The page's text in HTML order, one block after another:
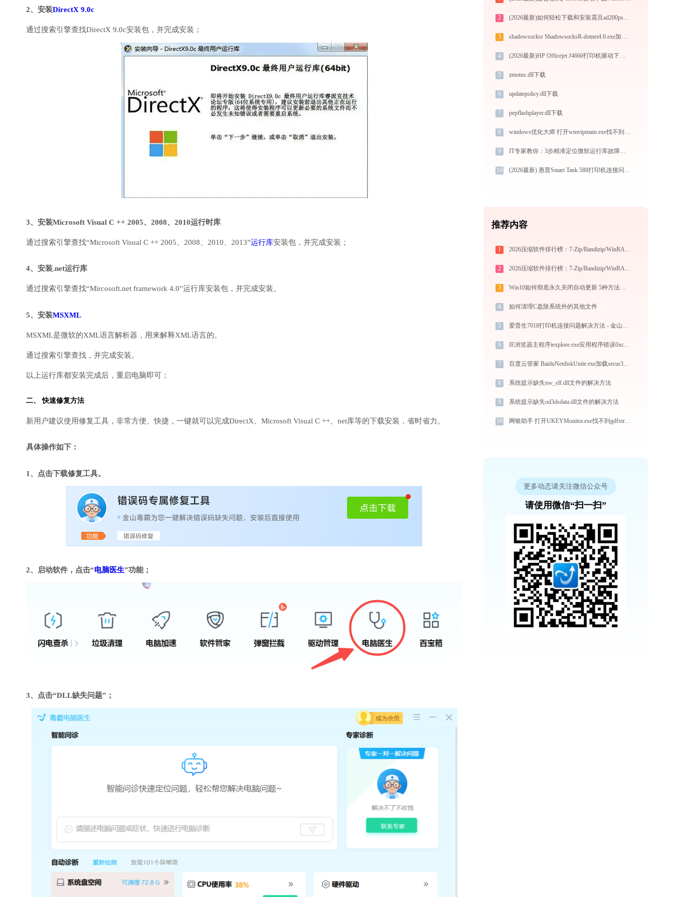
2、安装DirectX 9.0c
通过搜索引擎查找DirectX 9.0c安装包，并完成安装；
3、安装Microsoft Visual C ++ 2005、2008、2010运行时库
通过搜索引擎查找“Microsoft Visual C ++ 2005、2008、2010、2013”运行库安装包，并完成安装；
4、安装.net运行库
通过搜索引擎查找“Mircosoft.net framework 4.0”运行库安装包，并完成安装。
5、安装MSXML
MSXML是微软的XML语言解析器，用来解释XML语言的。
通过搜索引擎查找，并完成安装。
以上运行库都安装完成后，重启电脑即可；
二、 快速修复方法
新用户建议使用修复工具，非常方便、快捷，一键就可以完成DirectX、Microsoft Visual C ++、net库等的下载安装，省时省力。
具体操作如下：
1、点击下载修复工具。
2、启动软件，点击“电脑医生”功能；
3、点击“DLL缺失问题”；
2 (2026最新)如何轻松下载和安装震旦ad200ps打印机驱动？跟着这篇指南走
3 shadowsocksr ShadowsocksR-dotnet4.0.exe加载mgwz.dll文件丢失处理办法
4 (2026最新)HP Officejet J4660打印机驱动下载与安装教程：新手也能轻松搞定
5 zmotus.dll下载
6 updatepolicy.dll下载
7 pepflashplayer.dll下载
8 windows优化大师 打开wmvipmain.exe找不到msvcr100.dll怎么办
9 IT专家教你：3步精准定位微软运行库故障，告别软件闪退
10 (2026最新) 惠普Smart Tank 588打印机连接问题如何解决？-金山毒霸
推荐内容
1 2026压缩软件排行榜：7-Zip/Bandizip/WinRAR/360压缩深度对比
2 2026压缩软件排行榜：7-Zip/Bandizip/WinRAR/360压缩深度对比
3 Win10如何彻底永久关闭自动更新 5种方法教你永久关闭win10自动更新
4 如何清理C盘除系统外的其他文件
5 爱普生7018打印机连接问题解决方法 - 金山毒霸
6 IE浏览器主程序iexplore.exe应用程序错误0xc0000008解决方法
7 百度云管家 BaiduNetdiskUnite.exe加载secur32.dll文件丢失处理办法
8 系统提示缺失nw_elf.dll文件的解决方法
9 系统提示缺失od3dsdata.dll文件的解决方法
10 网银助手 打开UKEYMonitor.exe找不到gdfxtrans.dll怎么办
更多动态请关注微信公众号
请使用微信“扫一扫”